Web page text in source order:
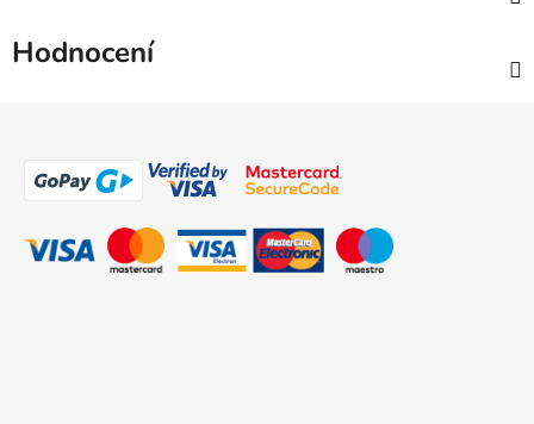
Hodnocení